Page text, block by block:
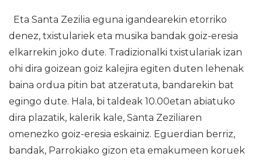
Eta Santa Zezilia eguna igandearekin etorriko
denez, txistulariek eta musika bandak goiz-eresia
elkarrekin joko dute. Tradizionalki txistulariak izan
ohi dira goizean goiz kalejira egiten duten lehenak
baina ordua pitin bat atzeratuta, bandarekin bat
egingo dute. Hala, bi taldeak 10.00etan abiatuko
dira plazatik, kalerik kale, Santa Zeziliaren
omenezko goiz-eresia eskainiz. Eguerdian berriz,
bandak, Parrokiako gizon eta emakumeen koruek